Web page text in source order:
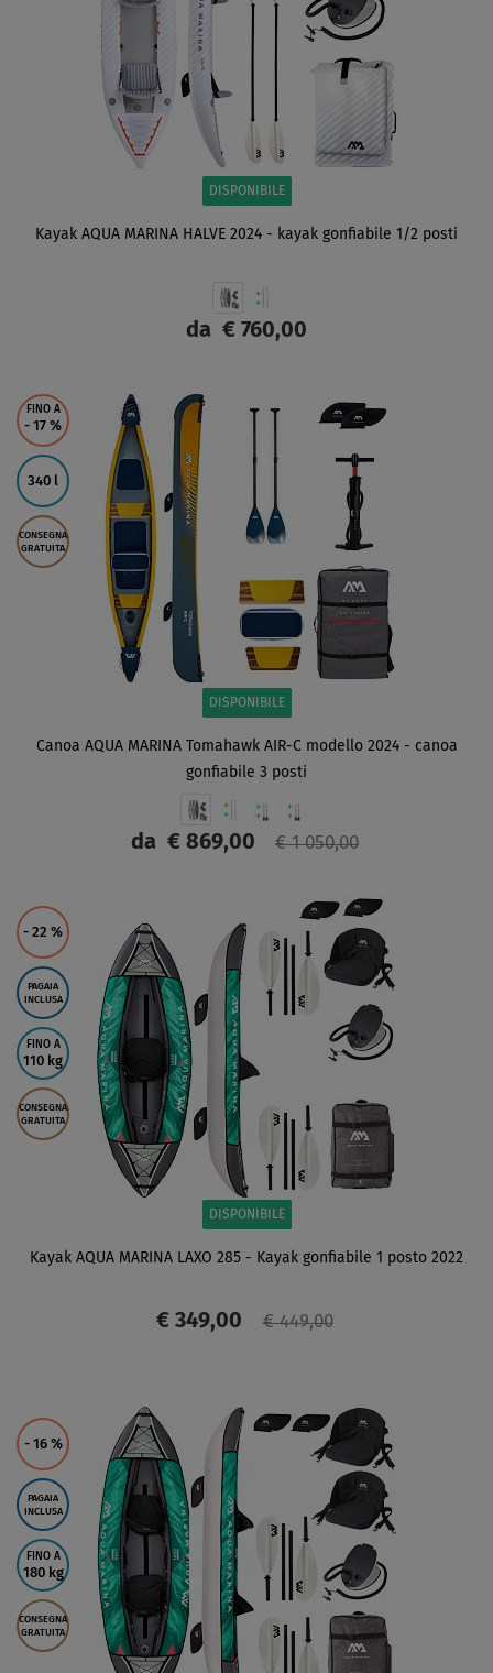
DISPONIBILE
Kayak AQUA MARINA HALVE 2024 - kayak gonfiabile 1/2 posti
da € 760,00
FINO A
- 17 %
340 l
CONSEGNA
GRATUITA
DISPONIBILE
Canoa AQUA MARINA Tomahawk AIR-C modello 2024 - canoa
gonfiabile 3 posti
da € 869,00 € 1 050,00
- 22 %
PAGAIA
INCLUSA
FINO A
110 kg
CONSEGNA
GRATUITA
DISPONIBILE
Kayak AQUA MARINA LAXO 285 - Kayak gonfiabile 1 posto 2022
€ 349,00 € 449,00
SCHERMO
- 16 %
PAGAIA
INCLUSA
FINO A
180 kg
CONSEGNA
GRATUITA